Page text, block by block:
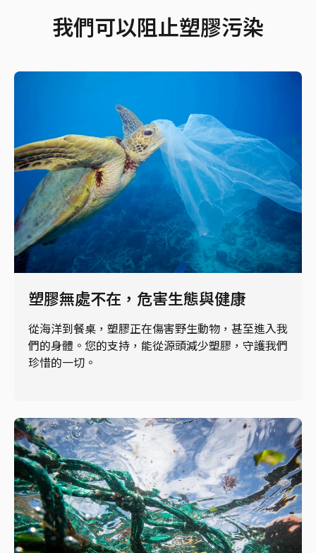
我們可以阻止塑膠污染
塑膠無處不在，危害生態與健康
從海洋到餐桌，塑膠正在傷害野生動物，甚至進入我
們的身體。您的支持，能從源頭減少塑膠，守護我們
珍惜的一切。